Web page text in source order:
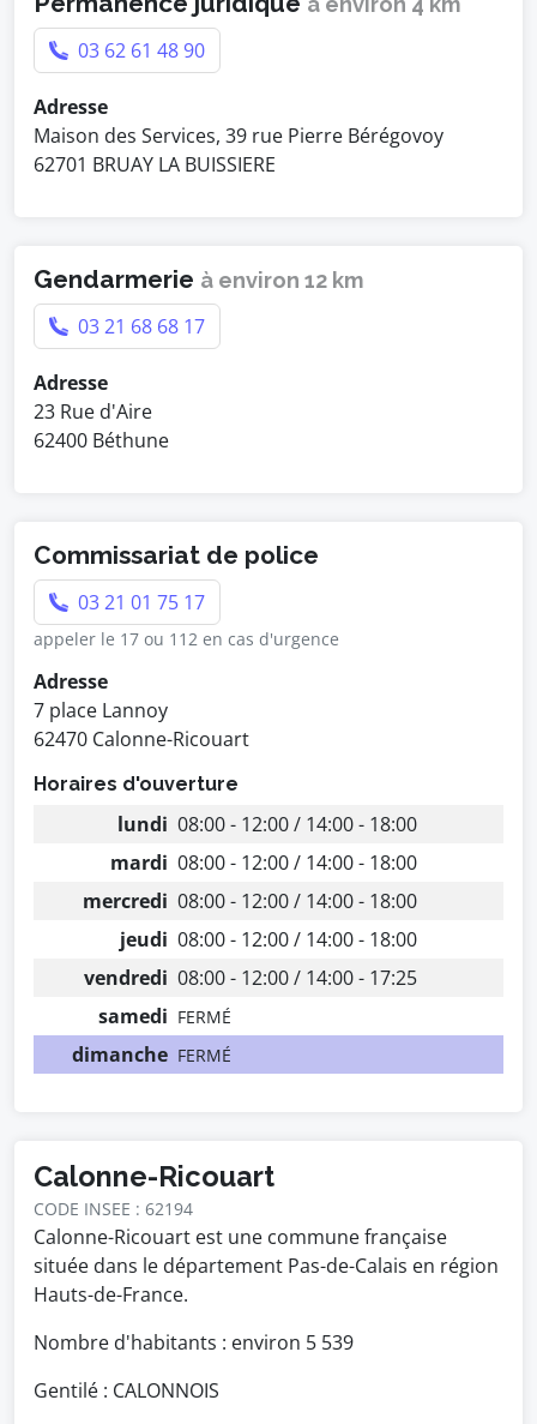
03 62 61 48 90
Adresse
Maison des Services, 39 rue Pierre Bérégovoy
62701 BRUAY LA BUISSIERE
Gendarmerie à environ 12 km
03 21 68 68 17
Adresse
23 Rue d'Aire
62400 Béthune
Commissariat de police
03 21 01 75 17
appeler le 17 ou 112 en cas d'urgence
Adresse
7 place Lannoy
62470 Calonne-Ricouart
Horaires d'ouverture
lundi 08:00 - 12:00 / 14:00 - 18:00
mardi 08:00 - 12:00 / 14:00 - 18:00
mercredi 08:00 - 12:00 / 14:00 - 18:00
jeudi 08:00 - 12:00 / 14:00 - 18:00
vendredi 08:00 - 12:00 / 14:00 - 17:25
samedi FERMÉ
dimanche FERMÉ
Calonne-Ricouart
CODE INSEE : 62194
Calonne-Ricouart est une commune française
située dans le département Pas-de-Calais en région
Hauts-de-France.
Nombre d'habitants : environ 5 539
Gentilé : CALONNOIS